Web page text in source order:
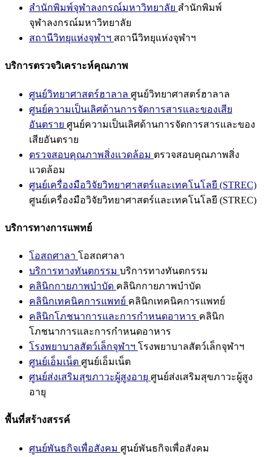
สำนักพิมพ์จุฬาลงกรณ์มหาวิทยาลัย สำนักพิมพ์
จุฬาลงกรณ์มหาวิทยาลัย
สถานีวิทยุแห่งจุฬาฯ สถานีวิทยุแห่งจุฬาฯ
บริการตรวจวิเคราะห์คุณภาพ
ศูนย์วิทยาศาสตร์ฮาลาล ศูนย์วิทยาศาสตร์ฮาลาล
ศูนย์ความเป็นเลิศด้านการจัดการสารและของเสีย
อันตราย ศูนย์ความเป็นเลิศด้านการจัดการสารและของ
เสียอันตราย
ตรวจสอบคุณภาพสิ่งแวดล้อม ตรวจสอบคุณภาพสิ่ง
แวดล้อม
ศูนย์เครื่องมือวิจัยวิทยาศาสตร์และเทคโนโลยี (STREC)
ศูนย์เครื่องมือวิจัยวิทยาศาสตร์และเทคโนโลยี (STREC)
บริการทางการแพทย์
โอสถศาลา โอสถศาลา
บริการทางทันตกรรม บริการทางทันตกรรม
คลินิกกายภาพบำบัด คลินิกกายภาพบำบัด
คลินิกเทคนิคการแพทย์ คลินิกเทคนิคการแพทย์
คลินิกโภชนาการและการกำหนดอาหาร คลินิก
โภชนาการและการกำหนดอาหาร
โรงพยาบาลสัตว์เล็กจุฬาฯ โรงพยาบาลสัตว์เล็กจุฬาฯ
ศูนย์เอ็มเน็ต ศูนย์เอ็มเน็ต
ศูนย์ส่งเสริมสุขภาวะผู้สูงอายุ ศูนย์ส่งเสริมสุขภาวะผู้สูง
อายุ
พื้นที่สร้างสรรค์
ศูนย์พันธกิจเพื่อสังคม ศูนย์พันธกิจเพื่อสังคม